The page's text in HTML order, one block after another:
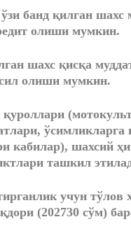
банд қилган шахс
олиши мумкин.
шахс қисқа
олишимумкин.
қуроллари
кабилар), шахсий
ташкил
учун тўлов
(202730 сўм)